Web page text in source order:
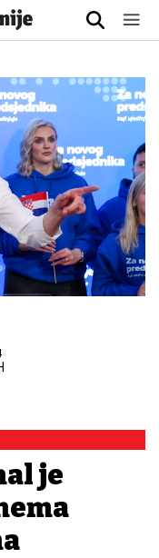
je